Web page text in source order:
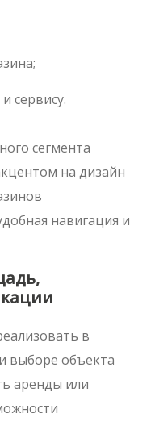
сервису.
сегмента
на дизайн
навигация и
в
выборе объекта
аренды или